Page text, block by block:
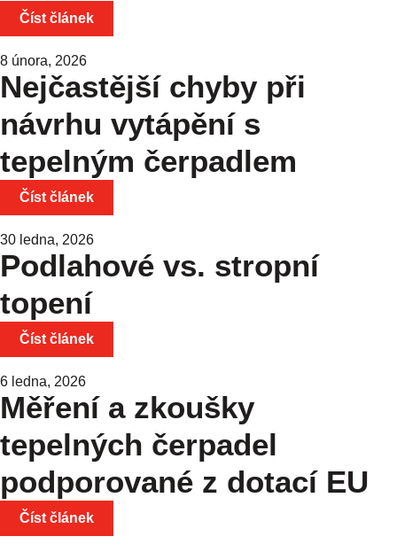
Číst článek
8 února, 2026
Nejčastější chyby při
návrhu vytápění s
tepelným čerpadlem
Číst článek
30 ledna, 2026
Podlahové vs. stropní
topení
Číst článek
6 ledna, 2026
Měření a zkoušky
tepelných čerpadel
podporované z dotací EU
Číst článek